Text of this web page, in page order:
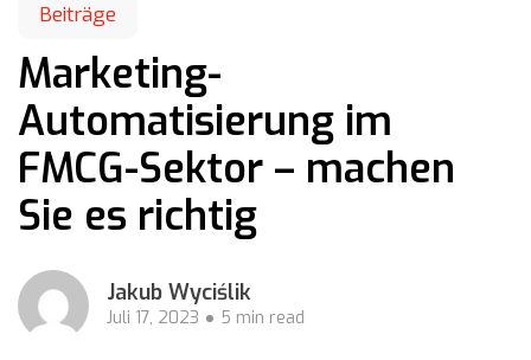
Beiträge
Marketing-
Automatisierung im
FMCG-Sektor – machen
Sie es richtig
Jakub Wyciślik
Juli 17, 2023 5 min read